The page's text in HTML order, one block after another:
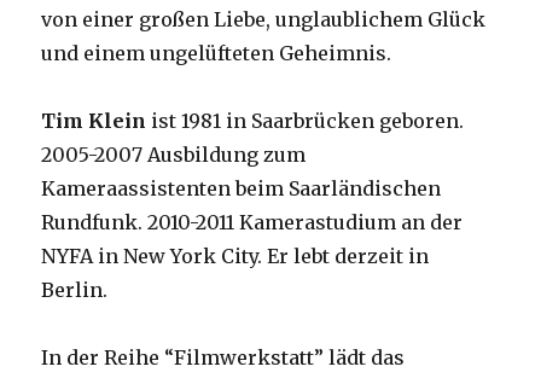
von einer großen Liebe, unglaublichem Glück
und einem ungelüfteten Geheimnis.
Tim Klein ist 1981 in Saarbrücken geboren.
2005-2007 Ausbildung zum
Kameraassistenten beim Saarländischen
Rundfunk. 2010-2011 Kamerastudium an der
NYFA in New York City. Er lebt derzeit in
Berlin.
In der Reihe “Filmwerkstatt” lädt das